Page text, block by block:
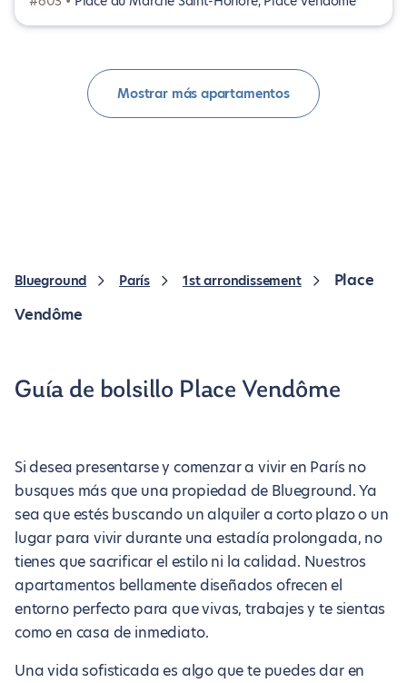
Mostrar más apartamentos
Blueground París 1st arrondissement
Place
Vendôme
Guía de bolsillo Place Vendôme
Si desea presentarse y comenzar a vivir en París no
busques más que una propiedad de Blueground. Ya
sea que estés buscando un alquiler a corto plazo o un
lugar para vivir durante una estadía prolongada, no
tienes que sacrificar el estilo ni la calidad. Nuestros
apartamentos bellamente diseñados ofrecen el
entorno perfecto para que vivas, trabajes y te sientas
como en casa de inmediato.
Una vida sofisticada es algo que te puedes dar en